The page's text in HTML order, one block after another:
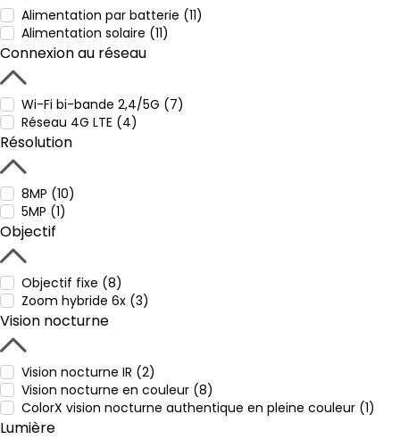
Alimentation par batterie (11)
Alimentation solaire (11)
Connexion au réseau
Wi-Fi bi-bande 2,4/5G (7)
Réseau 4G LTE (4)
Résolution
8MP (10)
5MP (1)
Objectif
Objectif fixe (8)
Zoom hybride 6x (3)
Vision nocturne
Vision nocturne IR (2)
Vision nocturne en couleur (8)
ColorX vision nocturne authentique en pleine couleur (1)
Lumière